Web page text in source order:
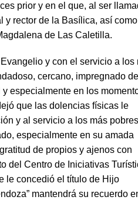
prior y en el que, al ser
y rector de la Basílica, así como
de Las Caletilla.
y con el servicio a los
cercano, impregnado de
especialmente en los
que las dolencias físicas le
y al servicio a los más
especialmente en su amada
de propios y ajenos con
del Centro de Iniciativas
le concedió el título de Hijo
mantendrá su recuerdo